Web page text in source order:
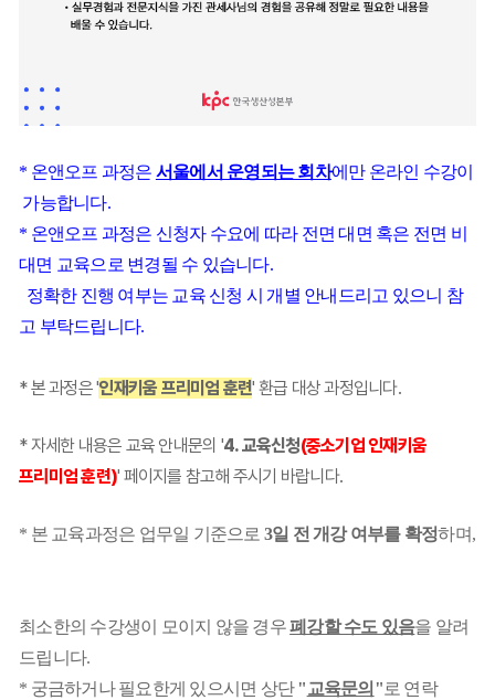
* 온앤오프 과정은 서울에서 운영되는 회차에만 온라인 수강이
가능합니다.
* 온앤오프 과정은 신청자 수요에 따라 전면 대면 혹은 전면 비
대면 교육으로 변경될 수 있습니다.
정확한 진행 여부는 교육 신청 시 개별 안내드리고 있으니 참
고 부탁드립니다.
* 본 과정은 '인재키움 프리미엄 훈련' 환급 대상 과정입니다.
* 자세한 내용은 교육 안내문의 '4. 교육신청(중소기업 인재키움
프리미엄 훈련)' 페이지를 참고해 주시기 바랍니다.
* 본 교육과정은 업무일 기준으로 3일 전 개강 여부를 확정하며,
최소한의 수강생이 모이지 않을 경우폐강할 수도 있음을 알려
드립니다.
* 궁금하거나 필요한게 있으시면 상단" 교육문의 " 로 연락